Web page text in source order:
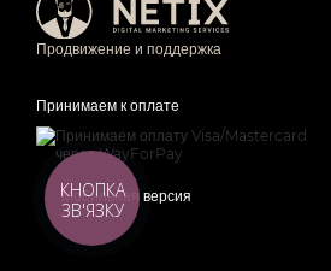
Продвижение и поддержка
Принимаем к оплате
Мобильная версия
КНОПКА
ЗВ'ЯЗКУ